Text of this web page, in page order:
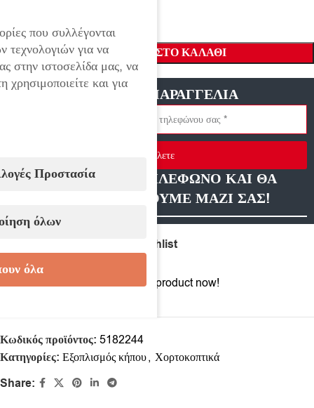
ΠΡΟΣΘΉΚΗ ΣΤΟ ΚΑΛΆΘΙ
ΓΡΗΓΟΡΗ ΠΑΡΑΓΓΕΛΙΑ
Στείλετε
ΑΦΗΣΤΕ ΜΑΣ ΤΗΛΕΦΩΝΟ ΚΑΙ ΘΑ
ΕΠΙΚΟΙΝΩΝΗΣΟΥΜΕ ΜΑΖΙ ΣΑΣ!
Add to wishlist
17 People watching this product now!
Κωδικός προϊόντος: 5182244
Κατηγορίες: Εξοπλισμός κήπου, Χορτοκοπτικά
Share:
που συλλέγονται
για να
στην ιστοσελίδα μας, να
και για
Προστασία
όλων
όλα